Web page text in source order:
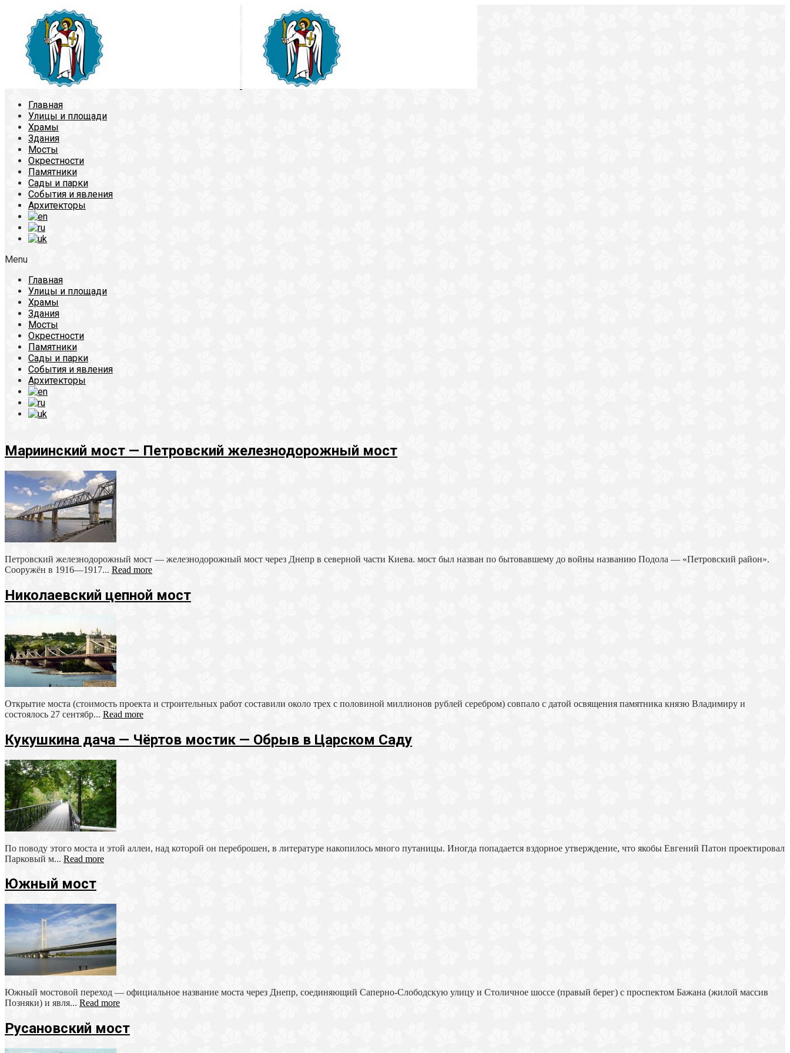
Главная
Улицы и площади
Храмы
Здания
Мосты
Окрестности
Памятники
Сады и парки
События и явления
Архитекторы
Menu
Главная
Улицы и площади
Храмы
Здания
Мосты
Окрестности
Памятники
Сады и парки
События и явления
Архитекторы
Мариинский мост — Петровский железнодорожный мост
Петровский железнодорожный мост — железнодорожный мост через Днепр в северной части Киева. мост был назван по бытовавшему до войны названию Подола — «Петровский район».
Сооружён в 1916—1917... Read more
Николаевский цепной мост
Открытие моста (стоимость проекта и строительных работ составили около трех с половиной миллионов рублей серебром) совпало с датой освящения памятника князю Владимиру и
состоялось 27 сентябр... Read more
Кукушкина дача — Чёртов мостик — Обрыв в Царском Саду
По поводу этого моста и этой аллеи, над которой он переброшен, в литературе накопилось много путаницы. Иногда попадается вздорное утверждение, что якобы Евгений Патон проектировал
Парковый м... Read more
Южный мост
Южный мостовой переход — официальное название моста через Днепр, соединяющий Саперно-Слободскую улицу и Столичное шоссе (правый берег) с проспектом Бажана (жилой массив
Позняки) и явля... Read more
Русановский мост